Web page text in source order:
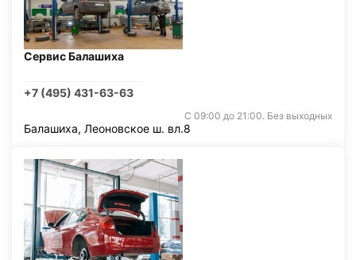
Сервис Балашиха
+7 (495) 431-63-63
С 09:00 до 21:00. Без выходных
Балашиха, Леоновское ш. вл.8